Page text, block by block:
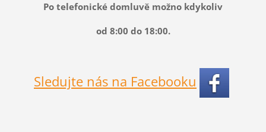
Po telefonické domluvě možno kdykoliv
od 8:00 do 18:00.
Sledujte nás na Facebooku